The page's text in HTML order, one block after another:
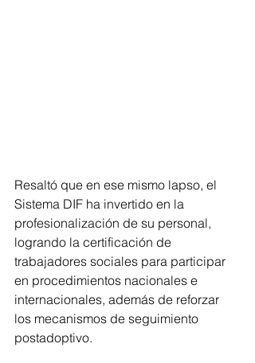
Resaltó que en ese mismo lapso, el
Sistema DIF ha invertido en la
profesionalización de su personal,
logrando la certificación de
trabajadores sociales para participar
en procedimientos nacionales e
internacionales, además de reforzar
los mecanismos de seguimiento
postadoptivo.